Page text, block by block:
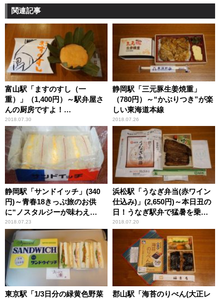
関連記事
富山駅「ますのすし（一
重）」（1,400円）～駅弁屋さ
んの厨房ですよ！
（vol.11「源」編(1)）
2018.07.30
静岡駅「三元豚生姜焼重」
（780円）～“かぶりつき”が楽
しい東海道本線
2018.07.26
静岡駅「サンドイッチ」(340
円)～青春18きっぷ旅のお供
に“ノスタルジーが味わえ
る”駅弁！
2018.07.23
浜松駅「うなぎ弁当(赤ワイン
仕込み)」(2,650円)～本日丑の
日！うなぎ駅弁で猛暑を乗り
切ろう！！
2018.07.20
東京駅「1/3日分の緑黄色野菜
郡山駅「海苔のりべん(大正レ